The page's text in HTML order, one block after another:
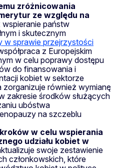
zróżnicowania
ze względu na
państw
i skutecznym
w sprawie przejrzystości
z Europejskim
w celu poprawy dostępu
do finansowania i
kobiet w sektorze
zorganizuje również wymianę
zakresie środków służących
ubóstwa
na szczeblu
w celu wspierania
udziału kobiet w
swoje zestawienie
członkowskich, które